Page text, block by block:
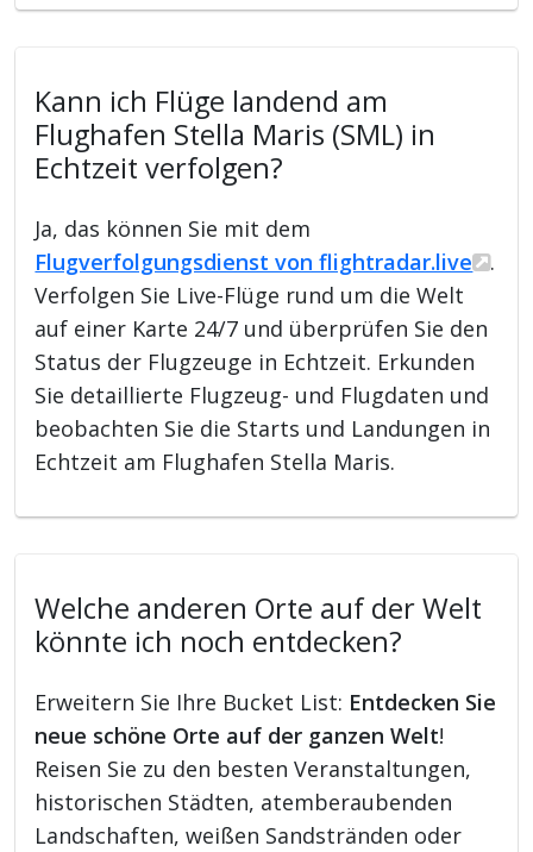
Kann ich Flüge landend am
Flughafen Stella Maris (SML) in
Echtzeit verfolgen?
Ja, das können Sie mit dem
Flugverfolgungsdienst von flightradar.live
.
Verfolgen Sie Live-Flüge rund um die Welt
auf einer Karte 24/7 und überprüfen Sie den
Status der Flugzeuge in Echtzeit. Erkunden
Sie detaillierte Flugzeug- und Flugdaten und
beobachten Sie die Starts und Landungen in
Echtzeit am Flughafen Stella Maris.
Welche anderen Orte auf der Welt
könnte ich noch entdecken?
Erweitern Sie Ihre Bucket List: Entdecken Sie
neue schöne Orte auf der ganzen Welt!
Reisen Sie zu den besten Veranstaltungen,
historischen Städten, atemberaubenden
Landschaften, weißen Sandstränden oder